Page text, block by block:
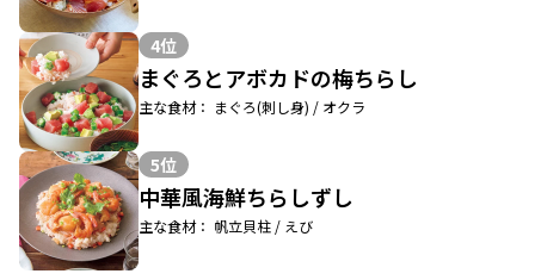
4位
まぐろとアボカドの梅ちらし
主な食材： まぐろ(刺し身) / オクラ
5位
中華風海鮮ちらしずし
主な食材： 帆立貝柱 / えび